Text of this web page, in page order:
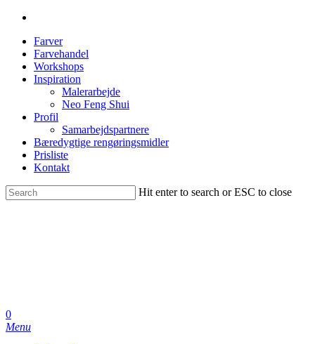
Farver
Farvehandel
Workshops
Inspiration
Malerarbejde
Neo Feng Shui
Profil
Samarbejdspartnere
Bæredygtige rengøringsmidler
Prisliste
Kontakt
Hit enter to search or ESC to close
0
Menu